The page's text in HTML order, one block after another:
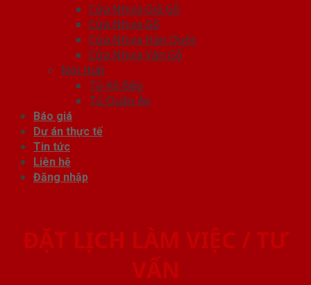
Cửa Nhựa Giả Gỗ
Cửa Nhựa Gỗ
Cửa Nhựa Hàn Quốc
Cửa Nhựa Vân Gỗ
Nội thất
Tủ Kệ Bếp
Tủ Quần Áo
Báo giá
Dự án thực tế
Tin tức
Liên hệ
Đăng nhập
ĐẶT LỊCH LÀM VIỆC / TƯ
VẤN